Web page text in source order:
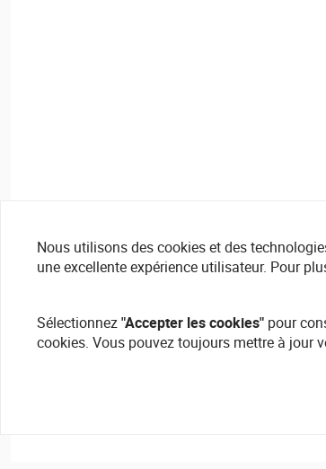
Nous utilisons des cookies et des
une excellente expérience utilisateur. Pour
Sélectionnez"Accepter les cookies" pour
cookies. Vous pouvez toujours mettre à jour